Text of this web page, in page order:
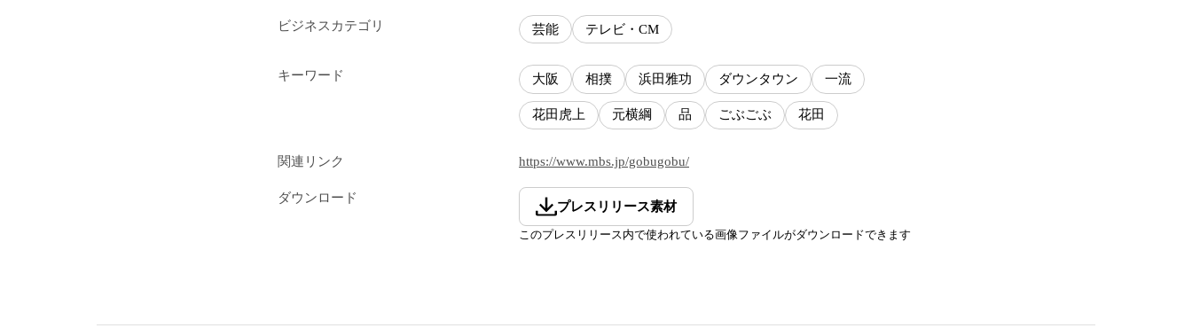
ビジネスカテゴリ 芸能 テレビ・CM
キーワード 大阪 相撲 浜田雅功 ダウンタウン 一流
花田虎上 元横綱 品 ごぶごぶ 花田
関連リンク https://www.mbs.jp/gobugobu/
ダウンロード
プレスリリース素材
このプレスリリース内で使われている画像ファイルがダウンロードできます